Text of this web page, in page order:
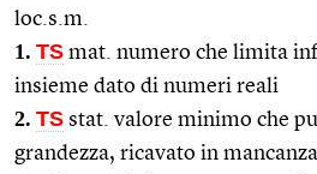
loc.s.m.
1. TS mat. numero che limita
insieme dato di numeri reali
2. TS stat. valore minimo che
grandezza, ricavato in